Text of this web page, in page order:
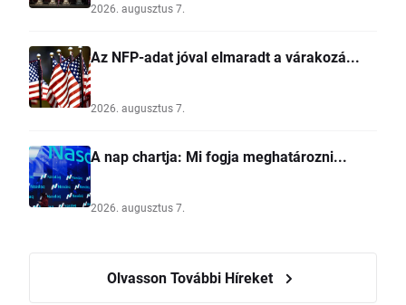
2026. augusztus 7.
Az NFP-adat jóval elmaradt a várakozá...
2026. augusztus 7.
A nap chartja: Mi fogja meghatározni...
2026. augusztus 7.
Olvasson További Híreket